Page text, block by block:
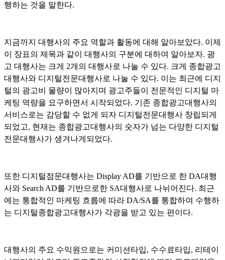
행하는 것을 말한다.
지금까지 대행사의 주요 역할과 활동에 대해 알아보았다. 이제
이 장표의 제목과 같이 대행사의 구분에 대하여 알아보자. 광
고 대행사는 크게 2개의 대행사로 나눌 수 있다. 크게 종합광고
대행사와 디지털전문대행사로 나눌 수 있다. 이는 최근에 디지
털의 광고비 물량이 많아지며 광고주들이 전문적인 디지털 마
케팅 역량을 요구하면서 시작되었다. 기존 종합광고대행사의
서비스로는 감당할 수 없게 되자 디지털전문대행사 창립되게
되었고, 현재는 종합광고대행사의 숫자가 넘는 다양한 디지털
전문대행사가 생겨나게되었다.
또한 디지털점문대행사는 Display AD를 기반으로 한 DA대행
사와 Search AD를 기반으로한 SA대행사로 나뉘어진다. 최근
에는 통합적인 마케팅 흐름에 따라 DA/SA를 통합하여 수행하
는 디지털종합광고대행사가 각광을 받고 있는 편이다.
대행사의 주요 수익원으로는 커미션타입, 수수료타입, 리테이